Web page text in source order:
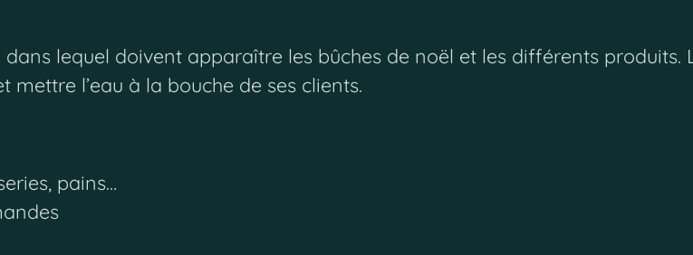
lequel doivent apparaître les bûches de noël et les différents produits.
l’eau à la bouche de ses clients.
pains…